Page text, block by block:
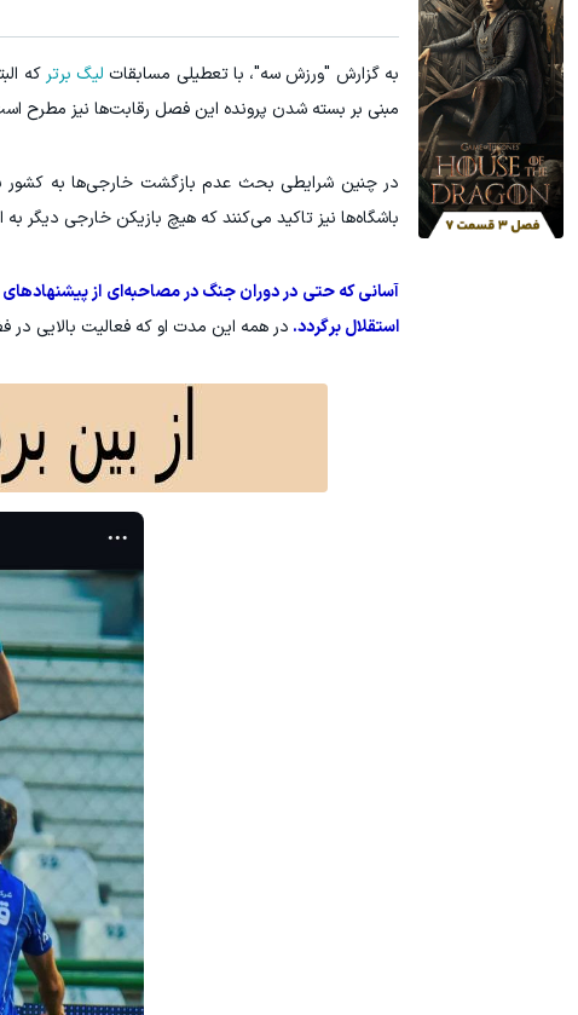
به گزارش "ورزش سه"، با تعطیلی مسابقات لیگ برترکه
مبنی بر بسته شدن پرونده این فصل رقابت‌ها نیز مطرح
در چنین شرایطی بحث عدم بازگشت خارجی‌ها به کشور
باشگاه‌ها نیز تاکید می‌کنند که هیچ بازیکن خارجی دیگر
آسانی که حتی در دوران جنگ در مصاحبه‌ای از پیشنهادهای
استقلال برگردد. در همه این مدت او که فعالیت بالایی
جای این پک تقویت موی جلبک توی حمومت خالیه!45%تخفیف
خرید محصول